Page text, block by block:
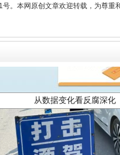
。本网原创文章欢迎转载，为尊重
从数据变化看反腐深化